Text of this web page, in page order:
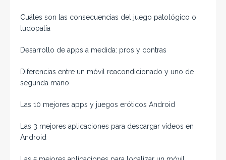
Cuáles son las consecuencias del juego patológico o
ludopatía
Desarrollo de apps a medida: pros y contras
Diferencias entre un móvil reacondicionado y uno de
segunda mano
Las 10 mejores apps y juegos eróticos Android
Las 3 mejores aplicaciones para descargar vídeos en
Android